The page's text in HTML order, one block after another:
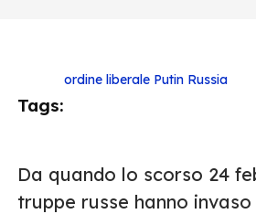
Tags:
ordine liberale Putin Russia
Da quando lo scorso 24
truppe russe hanno